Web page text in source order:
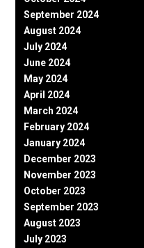
September 2024
August 2024
July 2024
June 2024
May 2024
April 2024
March 2024
February 2024
January 2024
December 2023
November 2023
October 2023
September 2023
August 2023
July 2023